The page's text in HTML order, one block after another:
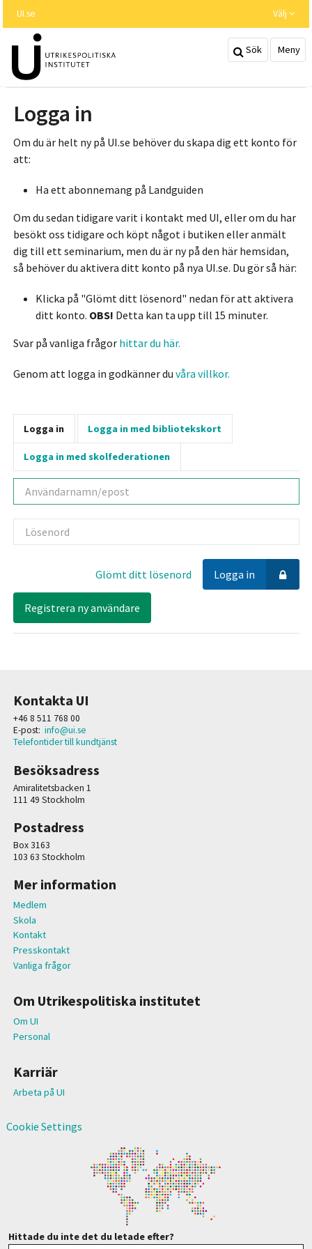
huvudinnehållet
UI.se Välj
Sök Meny
Logga in
Om du är helt ny på UI.se behöver du skapa dig ett konto för
att:
Ha ett abonnemang på Landguiden
Om du sedan tidigare varit i kontakt med UI, eller om du har
besökt oss tidigare och köpt något i butiken eller anmält
dig till ett seminarium, men du är ny på den här hemsidan,
så behöver du aktivera ditt konto på nya UI.se. Du gör så här:
Klicka på "Glömt ditt lösenord" nedan för att aktivera
ditt konto. OBS! Detta kan ta upp till 15 minuter.
Svar på vanliga frågor hittar du här.
Genom att logga in godkänner du våra villkor.
Logga in Logga in med bibliotekskort
Logga in med skolfederationen
Användarnamn
Lösenord
Logga in
Glömt ditt lösenord
Registrera ny användare
Kontakta UI
+46 8 511 768 00
E-post: info@ui.se
Telefontider till kundtjänst
Besöksadress
Amiralitetsbacken 1
111 49 Stockholm
Postadress
Box 3163
103 63 Stockholm
Mer information
Medlem
Skola
Kontakt
Presskontakt
Vanliga frågor
Om Utrikespolitiska institutet
Om UI
Personal
Karriär
Arbeta på UI
Cookie Settings
Hittade du inte det du letade efter?